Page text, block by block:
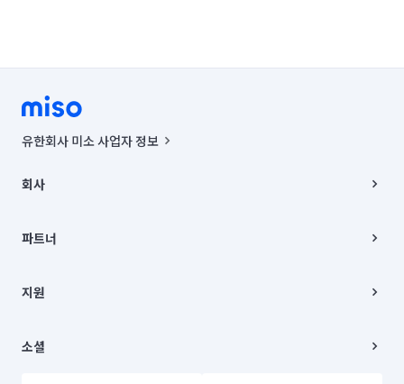
유한회사 미소 사업자 정보
00019 |
주소 | 본사: 서울특별시 종로구 율곡로 6(중학동, 트윈트리빌딩) B동 5층
컨택센터 : 서울특별시 종로구 수송동 율곡로 24, 7층, 8층 미소
상품, 상품정보, 거래에 관한 의무와 책임은 거래당사자에게 있습니다.
언론 보도 관련 문의:
© 유한회사 미소. Miso, Inc. All Rights Reserved.
회사
채용
파트너
이사
지원
이용약관
소셜